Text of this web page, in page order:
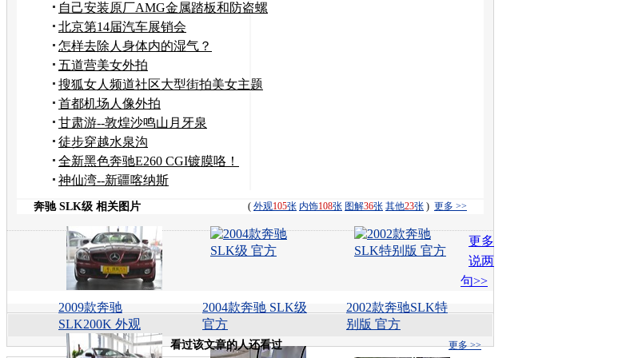
自己安装原厂AMG金属踏板和防盗螺
丝 改装作业
北京第14届汽车展销会
怎样去除人身体内的湿气？
五道营美女外拍
搜狐女人频道社区大型街拍美女主题
活动
首都机场人像外拍
甘肃游--敦煌沙鸣山月牙泉
徒步穿越水泉沟
全新黑色奔驰E260 CGI镀膜咯！
神仙湾--新疆喀纳斯
( 外观105张 内饰108张 图解36张 其他23张 ) 更多 >>
奔驰 SLK级 相关图片
2009款奔驰
SLK200K 外观
2004款奔驰 SLK级
官方
2002款奔驰SLK特
别版 官方
更多
说两
句>>
更多 >>
看过该文章的人还看过